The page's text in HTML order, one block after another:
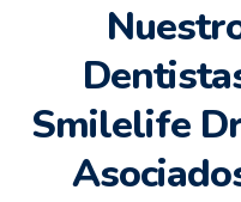
Smilelife